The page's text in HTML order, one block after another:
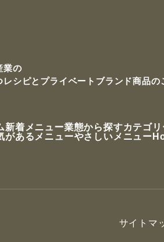
業の
レシピと プライベートブランド商品の
新着メニュー業態から探すカテゴ
があるメニューやさしいメニュー
サイトマ